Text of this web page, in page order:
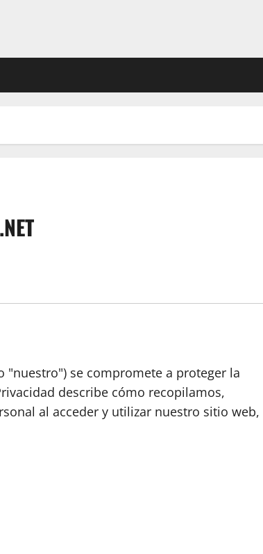
"nuestro") se compromete a proteger la
describe cómo recopilamos,
al acceder y utilizar nuestro sitio web,